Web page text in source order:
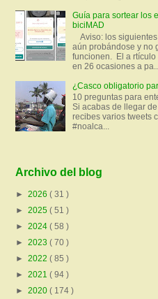
Guía para sortear los
biciMAD
Aviso: los
aún probándose y no
funcionen. El a rtículo
en 26 ocasiones a pa...
¿Casco obligatorio
10 preguntas para
Si acabas de llegar
recibes varios tweets
#noalca...
Archivo del blog
► 2026 ( 31 )
► 2025 ( 51 )
► 2024 ( 58 )
► 2023 ( 70 )
► 2022 ( 85 )
► 2021 ( 94 )
► 2020 ( 174 )